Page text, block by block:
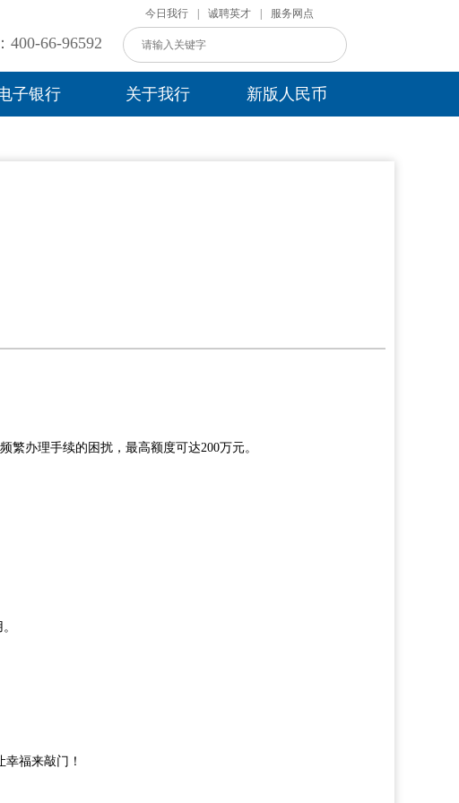
今日我行 诚聘英才 服务网点
400-66-96592
子银行 关于我行 新版人民币
办理手续的困扰，最高额度可达200万元。
福来敲门！